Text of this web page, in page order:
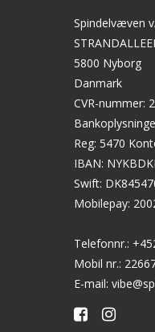
Spindelvæven
5800 Nyborg
Danmark
CVR-nummer:
Reg: 5470
IBAN:
Swift:
Mobilepay:
Telefonnr.:
Mobil nr.:
E-mail: